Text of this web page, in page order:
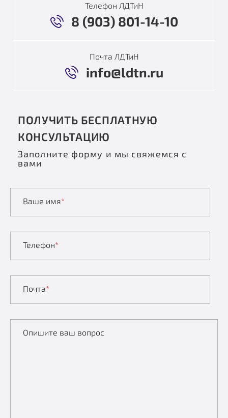
Телефон ЛДТиН
8 (903) 801-14-10
Почта ЛДТиН
info@ldtn.ru
ПОЛУЧИТЬ БЕСПЛАТНУЮ
КОНСУЛЬТАЦИЮ
Заполните форму и мы свяжемся с
вами
Ваше имя*
Телефон*
Почта*
Опишите ваш вопрос